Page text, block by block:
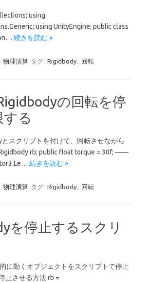
using
using UnityEngine; public class
続きを読む »
物理演算 タグ: Rigidbody, 回転
の回転を停
する
スクリプトを付けて、回転させながら
rb; public float torque = 30f; ——
続きを読む »
物理演算 タグ: Rigidbody, 回転
を停止するスクリ
に動くオブジェクトをスクリプトで停止
止させる方法 rb =